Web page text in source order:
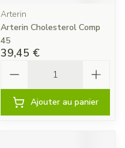
Arterin
Arterin Cholesterol Comp
45
39,45 €
Ajouter au panier